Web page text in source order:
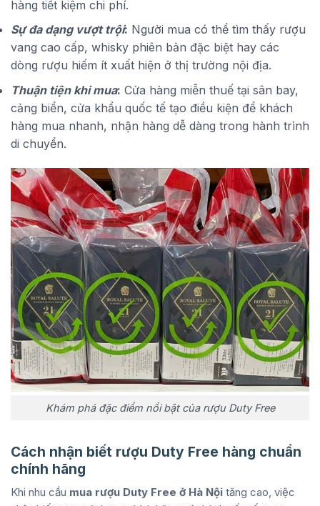
hàng tiết kiệm chi phí.
Sự đa dạng vượt trội: Người mua có thể tìm thấy rượu
vang cao cấp, whisky phiên bản đặc biệt hay các
dòng rượu hiếm ít xuất hiện ở thị trường nội địa.
Thuận tiện khi mua: Cửa hàng miễn thuế tại sân bay,
cảng biển, cửa khẩu quốc tế tạo điều kiện để khách
hàng mua nhanh, nhận hàng dễ dàng trong hành trình
di chuyển.
Khám phá đặc điểm nổi bật của rượu Duty Free
Cách nhận biết rượu Duty Free hàng chuẩn
chính hãng
Khi nhu cầu mua rượu Duty Free ở Hà Nội tăng cao, việc